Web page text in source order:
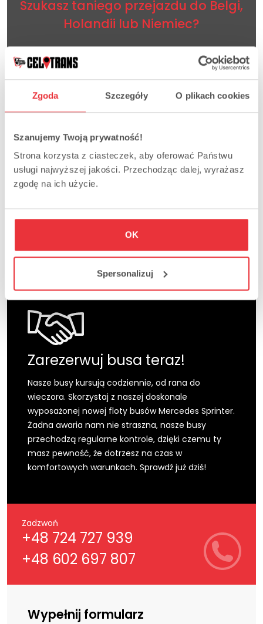
Zgoda Szczegóły O plikach cookies
Szanujemy Twoją prywatność!
Strona korzysta z ciasteczek, aby oferować Państwu
usługi najwyższej jakości. Przechodząc dalej, wyrażasz
zgodę na ich użycie.
OK
Spersonalizuj
Szukasz taniego przejazdu do Belgi,
Holandii lub Niemiec?
Nasza wieloletnie doświadczenie i nowoczesna
flota busów Mercedes Sprinter dowiezie Cię pod
warunkach. W naszych busach poczujesz się jak
dziś!
+48 724 727 939
+48 602 697 807
Zarezerwuj busa teraz!
Nasze busy kursują codziennie, od rana do
wieczora. Skorzystaj z naszej doskonale
wyposażonej nowej floty busów Mercedes Sprinter.
Żadna awaria nam nie straszna, nasze busy
przechodzą regularne kontrole, dzięki czemu ty
masz pewność, że dotrzesz na czas w
komfortowych warunkach. Sprawdź już dziś!
Zadzwoń
+48 724 727 939
+48 602 697 807
Wypełnij formularz